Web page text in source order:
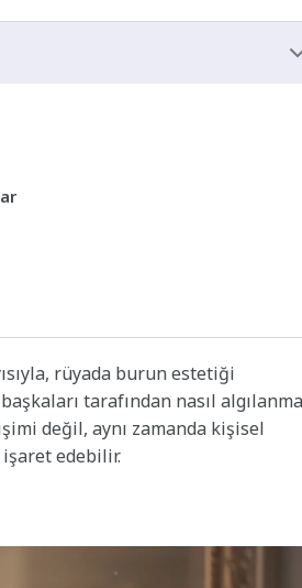
rüyada burun estetiği
tarafından nasıl
değil, aynı zamanda kişisel
edebilir.